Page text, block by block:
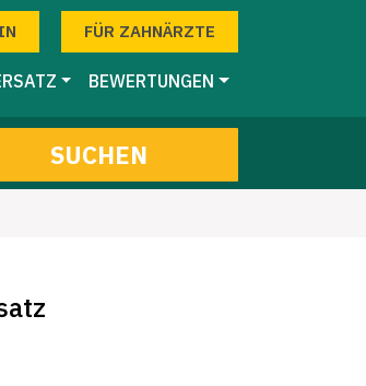
FÜR ZAHNÄRZTE
BEWERTUNGEN
SUCHEN